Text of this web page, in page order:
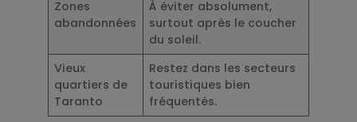
Zones
abandonnées
À éviter absolument,
surtout après le coucher
du soleil.
Vieux
quartiers de
Taranto
Restez dans les secteurs
touristiques bien
fréquentés.